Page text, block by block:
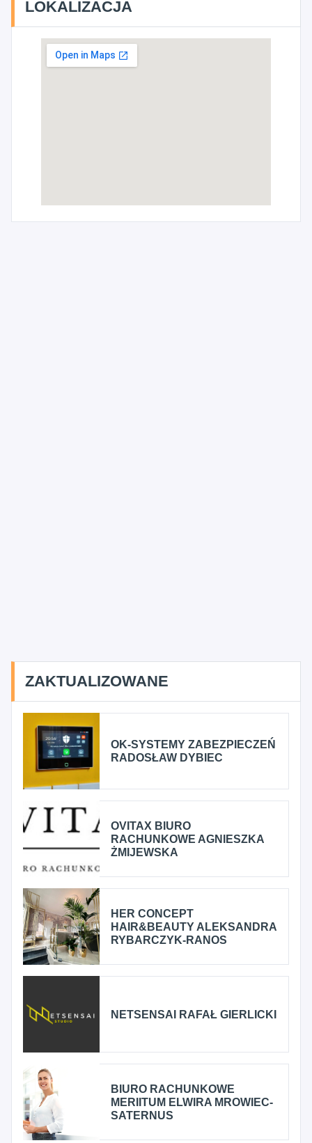
LOKALIZACJA
ZAKTUALIZOWANE
OK-SYSTEMY ZABEZPIECZEŃ
RADOSŁAW DYBIEC
OVITAX BIURO
RACHUNKOWE AGNIESZKA
ŻMIJEWSKA
HER CONCEPT
HAIR&BEAUTY ALEKSANDRA
RYBARCZYK-RANOS
NETSENSAI RAFAŁ GIERLICKI
BIURO RACHUNKOWE
MERIITUM ELWIRA MROWIEC-
SATERNUS